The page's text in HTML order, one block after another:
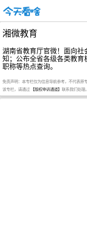
湘微教育
湖南省教育厅官微！面向
知；公布全省各级各类教育
职称等热点查询。
免责声明：本专栏仅为信息导航参考，不代表原
该专栏，请通过 【版权申诉通道】 联系我们处理。